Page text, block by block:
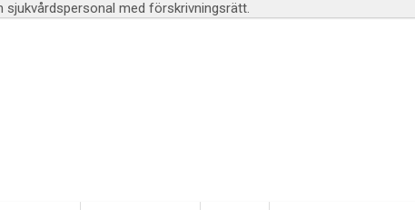
sjukvårdspersonal med förskrivningsrätt.